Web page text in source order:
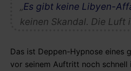
„ Es gibt keine Libyen-
keinen Skandal. Die Luft
Das ist Deppen-Hypnose eines
vor seinem Auftritt noch schnell